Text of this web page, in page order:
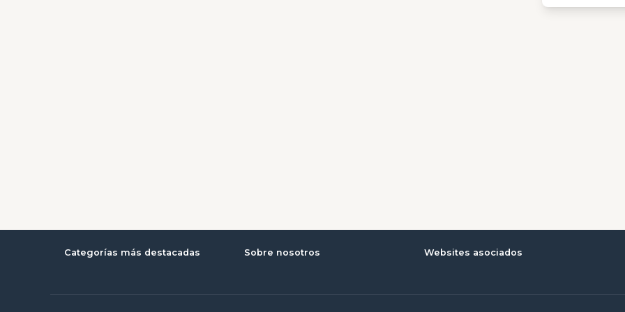
Categorías más destacadas Sobre nosotros Websites asociados